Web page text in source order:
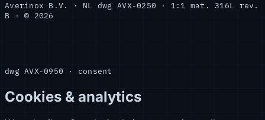
Averinox B.V. · NL dwg AVX-0250 · 1:1 mat. 316L
rev.
B · © 2026
dwg AVX-0950 · consent
Cookies & analytics